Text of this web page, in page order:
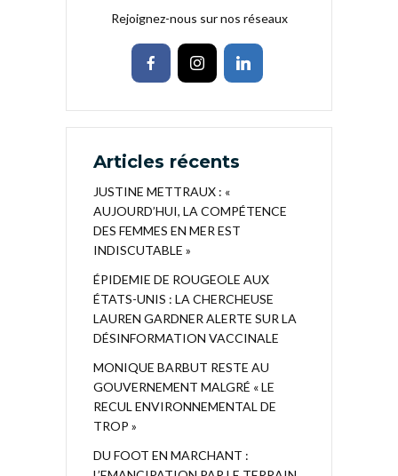
Rejoignez-nous sur nos réseaux
Articles récents
JUSTINE METTRAUX : «
AUJOURD’HUI, LA COMPÉTENCE
DES FEMMES EN MER EST
INDISCUTABLE »
ÉPIDEMIE DE ROUGEOLE AUX
ÉTATS-UNIS : LA CHERCHEUSE
LAUREN GARDNER ALERTE SUR LA
DÉSINFORMATION VACCINALE
MONIQUE BARBUT RESTE AU
GOUVERNEMENT MALGRÉ « LE
RECUL ENVIRONNEMENTAL DE
TROP »
DU FOOT EN MARCHANT :